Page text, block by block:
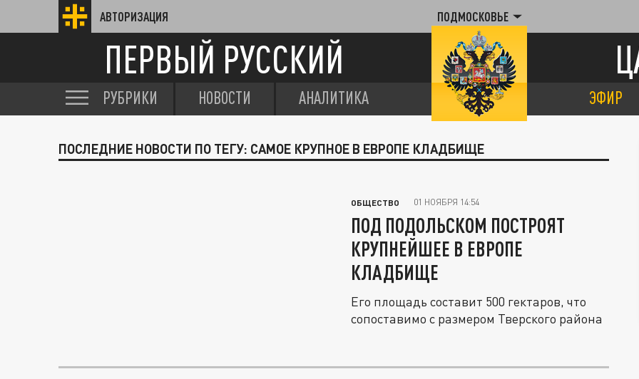
АВТОРИЗАЦИЯ ПОДМОСКОВЬЕ
ПЕРВЫЙ РУССКИЙ
РУБРИКИ НОВОСТИ АНАЛИТИКА ЭФИР
ПОСЛЕДНИЕ НОВОСТИ ПО ТЕГУ: САМОЕ КРУПНОЕ В ЕВРОПЕ КЛАДБИЩЕ
ОБЩЕСТВО 01 НОЯБРЯ 14:54
ПОД ПОДОЛЬСКОМ ПОСТРОЯТ
КРУПНЕЙШЕЕ В ЕВРОПЕ
КЛАДБИЩЕ
Его площадь составит 500 гектаров, что
сопоставимо с размером Тверского района